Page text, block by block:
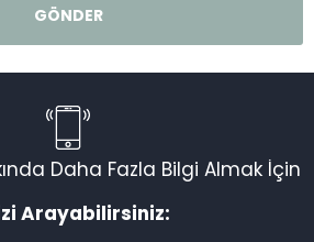
Daha Fazla Bilgi Almak İçin
Arayabilirsiniz: